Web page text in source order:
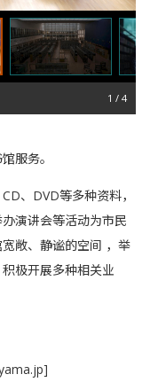
1
服务。
、DVD等多种资料，
演讲会等活动为市民
敞、静谧的空间 ，举
极开展多种相关业